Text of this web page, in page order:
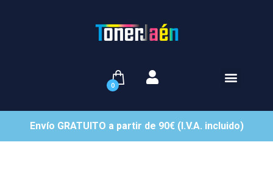
0
Envío GRATUITO a partir de 90€ (I.V.A. incluido)